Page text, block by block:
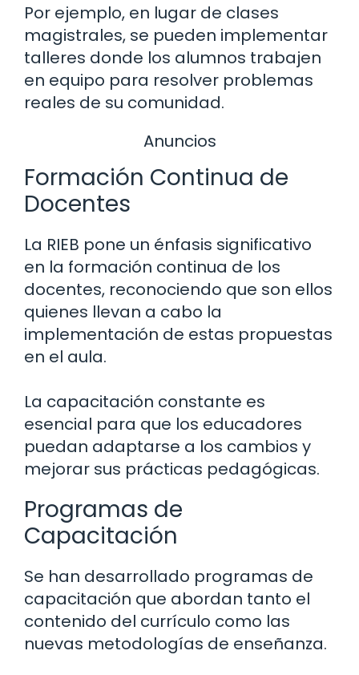
Por ejemplo, en lugar de clases
magistrales, se pueden implementar
talleres donde los alumnos trabajen
en equipo para resolver problemas
reales de su comunidad.
Anuncios
Formación Continua de
Docentes
La RIEB pone un énfasis significativo
en la formación continua de los
docentes, reconociendo que son ellos
quienes llevan a cabo la
implementación de estas propuestas
en el aula.
La capacitación constante es
esencial para que los educadores
puedan adaptarse a los cambios y
mejorar sus prácticas pedagógicas.
Programas de
Capacitación
Se han desarrollado programas de
capacitación que abordan tanto el
contenido del currículo como las
nuevas metodologías de enseñanza.